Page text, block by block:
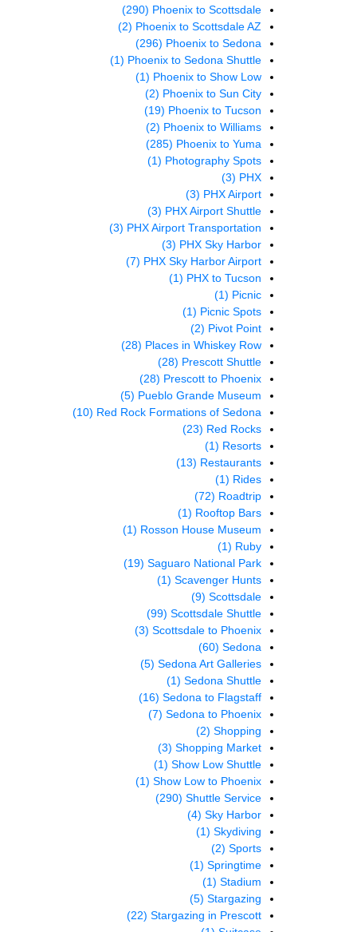
Phoenix to Scottsdale
(290)
Phoenix to Scottsdale AZ
(2)
Phoenix to Sedona
(296)
Phoenix to Sedona Shuttle
(1)
Phoenix to Show Low
(1)
Phoenix to Sun City
(2)
Phoenix to Tucson
(19)
Phoenix to Williams
(2)
Phoenix to Yuma
(285)
Photography Spots
(1)
PHX
(3)
PHX Airport
(3)
PHX Airport Shuttle
(3)
PHX Airport Transportation
(3)
PHX Sky Harbor
(3)
PHX Sky Harbor Airport
(7)
PHX to Tucson
(1)
Picnic
(1)
Picnic Spots
(1)
Pivot Point
(2)
Places in Whiskey Row
(28)
Prescott Shuttle
(28)
Prescott to Phoenix
(28)
Pueblo Grande Museum
(5)
Red Rock Formations of Sedona
(10)
Red Rocks
(23)
Resorts
(1)
Restaurants
(13)
Rides
(1)
Roadtrip
(72)
Rooftop Bars
(1)
Rosson House Museum
(1)
Ruby
(1)
Saguaro National Park
(19)
Scavenger Hunts
(1)
Scottsdale
(9)
Scottsdale Shuttle
(99)
Scottsdale to Phoenix
(3)
Sedona
(60)
Sedona Art Galleries
(5)
Sedona Shuttle
(1)
Sedona to Flagstaff
(16)
Sedona to Phoenix
(7)
Shopping
(2)
Shopping Market
(3)
Show Low Shuttle
(1)
Show Low to Phoenix
(1)
Shuttle Service
(290)
Sky Harbor
(4)
Skydiving
(1)
Sports
(2)
Springtime
(1)
Stadium
(1)
Stargazing
(5)
Stargazing in Prescott
(22)